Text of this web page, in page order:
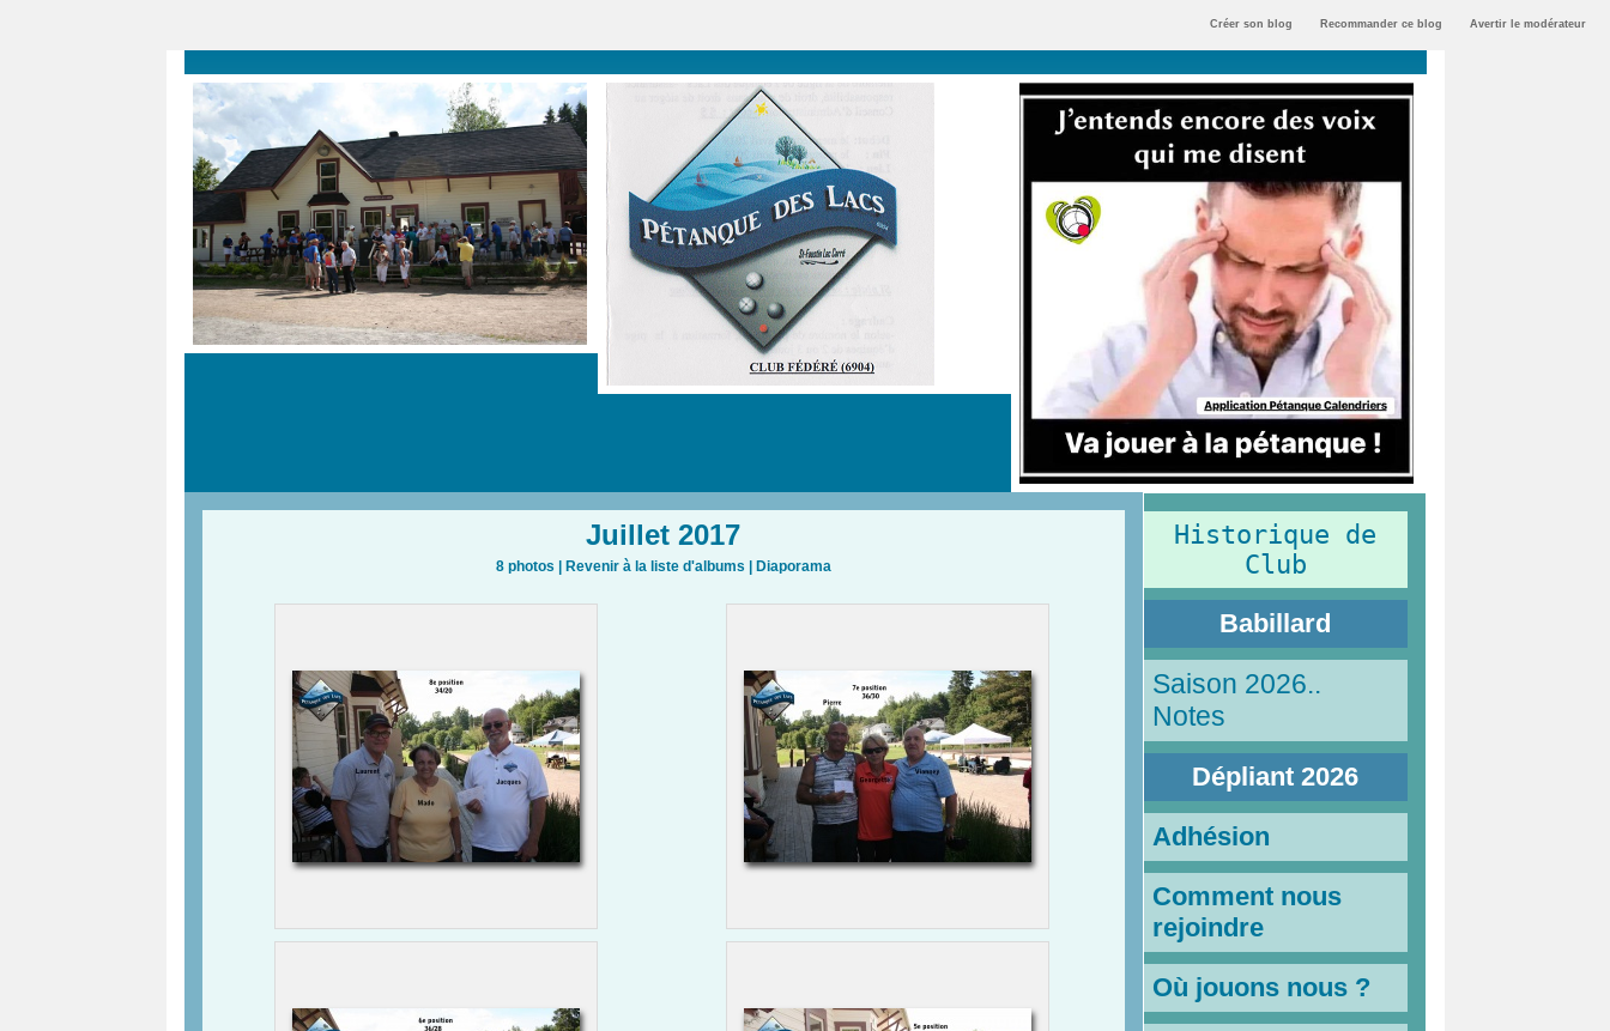
Créer son blog Recommander ce blog Avertir le modérateur
Juillet 2017
8 photos Revenir à la liste d'albums Diaporama
Historique de
Club
Babillard
Saison 2026..
Notes
Dépliant 2026
Adhésion
Comment nous
rejoindre
Où jouons nous ?